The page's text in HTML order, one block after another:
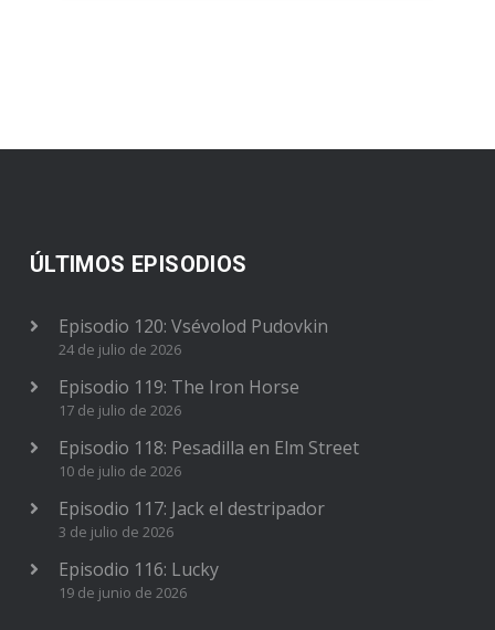
ÚLTIMOS EPISODIOS
Episodio 120: Vsévolod Pudovkin
24 de julio de 2026
Episodio 119: The Iron Horse
17 de julio de 2026
Episodio 118: Pesadilla en Elm Street
10 de julio de 2026
Episodio 117: Jack el destripador
3 de julio de 2026
Episodio 116: Lucky
19 de junio de 2026